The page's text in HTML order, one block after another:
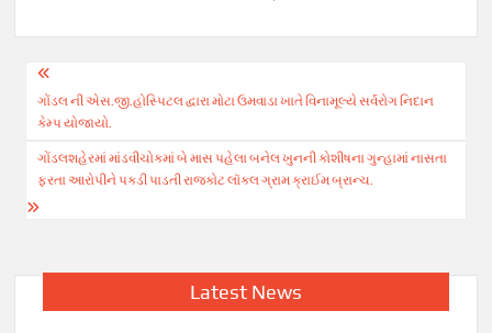
Post
navigation
ગોંડલ ની એસ.જી.હોસ્પિટલ દ્વારા મોટા ઉમવાડા ખાતે વિનામૂલ્યે સર્વરોગ નિદાન
કેમ્પ યોજાયો.
ગોંડલશહેરમાં માંડવીચોકમાં બે માસ પહેલા બનેલ ખુનની કોશીષના ગુન્હામાં નાસતા
ફરતા આરોપીને પકડી પાડતી રાજકોટ લૉકલ ગ્રામ ક્રાઈમ બ્રાન્ચ.
Latest News